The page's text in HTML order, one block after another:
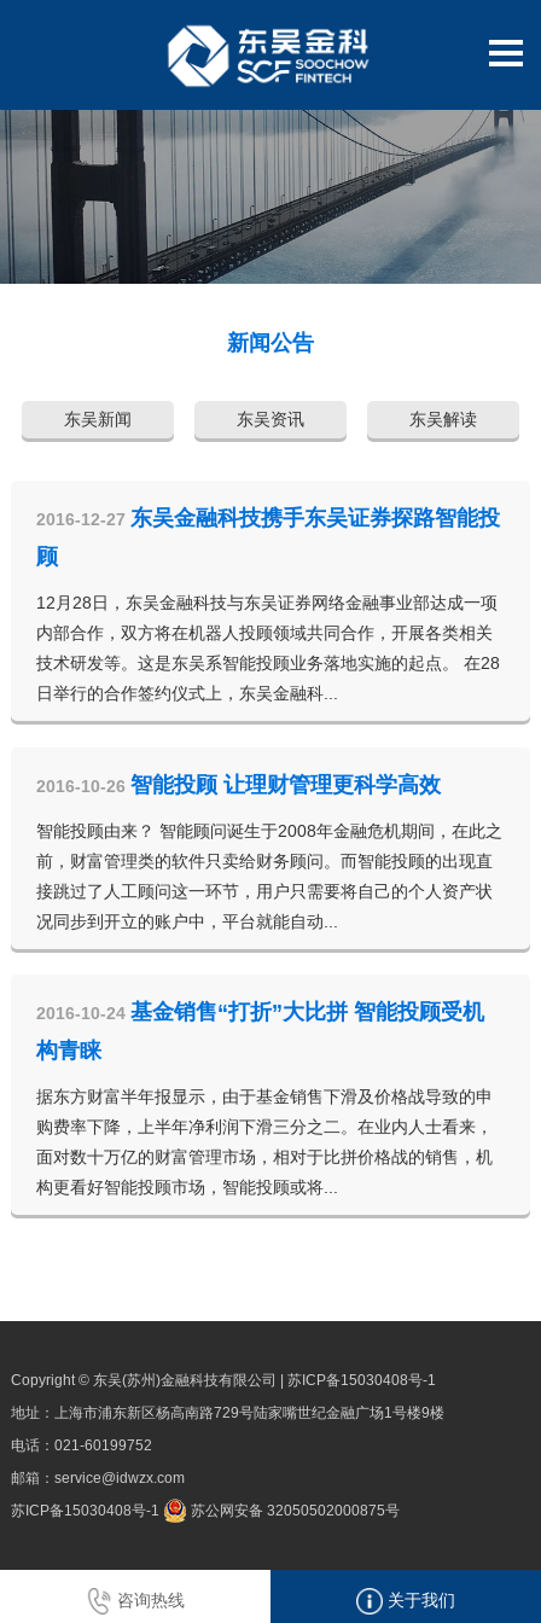
新闻公告
东吴新闻 东吴资讯 东吴解读
2016-12-27 东吴金融科技携手东吴证券探路智能投
顾
12月28日，东吴金融科技与东吴证券网络金融事业部达成一项
内部合作，双方将在机器人投顾领域共同合作，开展各类相关
技术研发等。这是东吴系智能投顾业务落地实施的起点。 在28
日举行的合作签约仪式上，东吴金融科...
2016-10-26 智能投顾 让理财管理更科学高效
智能投顾由来？ 智能顾问诞生于2008年金融危机期间，在此之
前，财富管理类的软件只卖给财务顾问。而智能投顾的出现直
接跳过了人工顾问这一环节，用户只需要将自己的个人资产状
况同步到开立的账户中，平台就能自动...
2016-10-24 基金销售“打折”大比拼 智能投顾受机
构青睐
据东方财富半年报显示，由于基金销售下滑及价格战导致的申
购费率下降，上半年净利润下滑三分之二。在业内人士看来，
面对数十万亿的财富管理市场，相对于比拼价格战的销售，机
构更看好智能投顾市场，智能投顾或将...
Copyright © 东吴(苏州)金融科技有限公司 | 苏ICP备15030408号-1
地址：上海市浦东新区杨高南路729号陆家嘴世纪金融广场1号楼9楼
电话： 021-60199752
邮箱： service@idwzx.com
苏ICP备15030408号-1
苏公网安备 32050502000875号
咨询热线 关于我们